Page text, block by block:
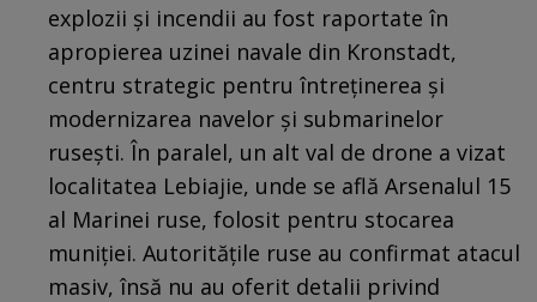
explozii și incendii au fost raportate în
apropierea uzinei navale din Kronstadt,
centru strategic pentru întreținerea și
modernizarea navelor și submarinelor
rusești. În paralel, un alt val de drone a vizat
localitatea Lebiajie, unde se află Arsenalul 15
al Marinei ruse, folosit pentru stocarea
muniției. Autoritățile ruse au confirmat atacul
masiv, însă nu au oferit detalii privind